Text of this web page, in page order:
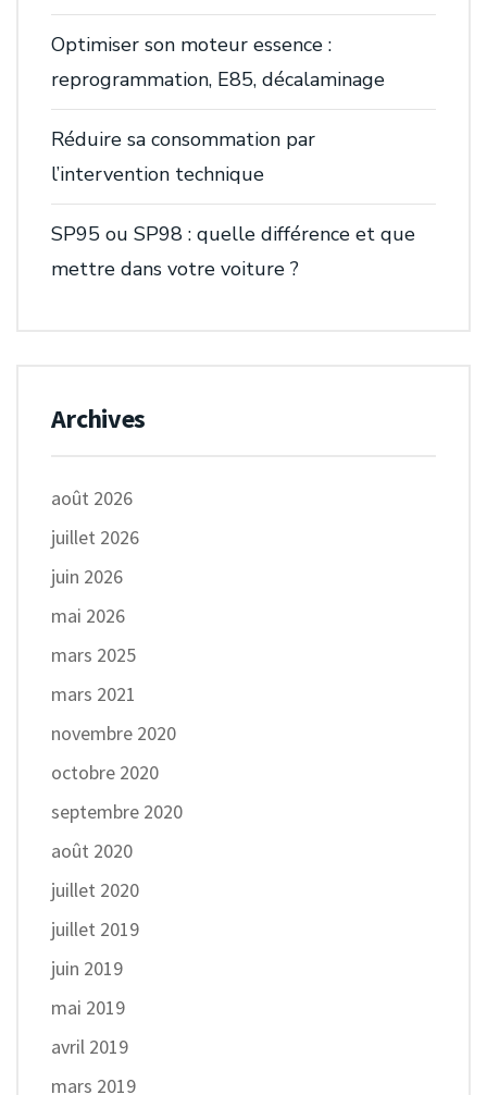
Optimiser son moteur essence :
reprogrammation, E85, décalaminage
Réduire sa consommation par
l’intervention technique
SP95 ou SP98 : quelle différence et que
mettre dans votre voiture ?
Archives
août 2026
juillet 2026
juin 2026
mai 2026
mars 2025
mars 2021
novembre 2020
octobre 2020
septembre 2020
août 2020
juillet 2020
juillet 2019
juin 2019
mai 2019
avril 2019
mars 2019